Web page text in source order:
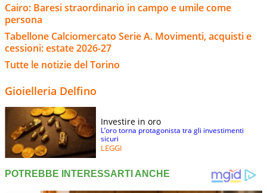
Cairo: Baresi straordinario in campo e umile come
persona
Tabellone Calciomercato Serie A. Movimenti, acquisti e
cessioni: estate 2026-27
Tutte le notizie del Torino
Gioielleria Delfino
Investire in oro
L’oro torna protagonista tra gli investimenti
sicuri
LEGGI